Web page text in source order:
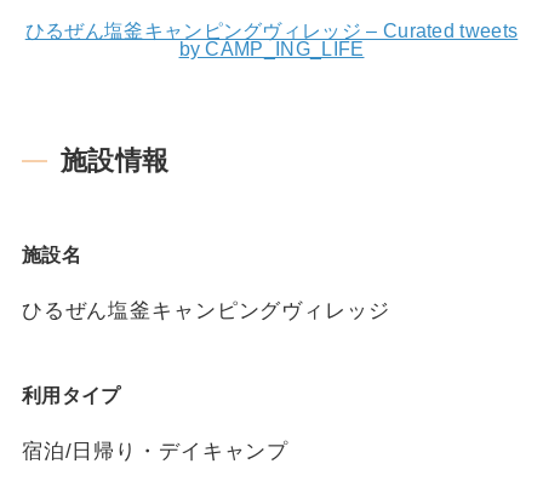
ひるぜん塩釜キャンピングヴィレッジ – Curated tweets
by CAMP_ING_LIFE
施設情報
施設名
ひるぜん塩釜キャンピングヴィレッジ
利用タイプ
宿泊/日帰り・デイキャンプ